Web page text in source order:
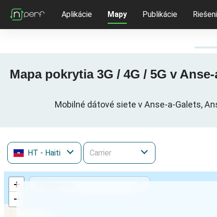
Aplikácie Mapy Publikácie
Mapa pokrytia 3G / 4G / 5G v
Mobilné dátové siete v Anse-a-Galets,
HT - Haiti
+
−